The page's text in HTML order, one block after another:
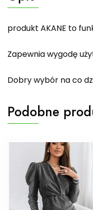
produkt AKANE to
Zapewnia wygodę
Dobry wybór na co
Podobne